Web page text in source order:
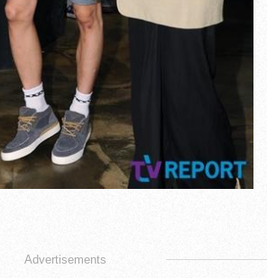
Advertisements